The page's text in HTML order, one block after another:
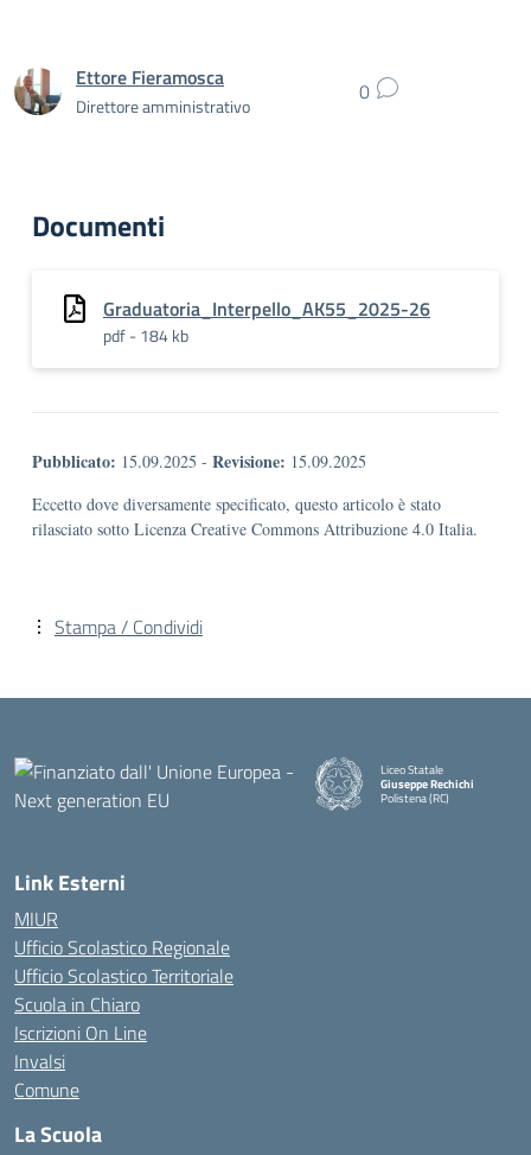
Ettore Fieramosca
Direttore amministrativo 0
Documenti
Graduatoria_Interpello_AK55_2025-26
pdf - 184 kb
Pubblicato: 15.09.2025 - Revisione: 15.09.2025
Eccetto dove diversamente specificato, questo articolo è stato
rilasciato sotto Licenza Creative Commons Attribuzione 4.0 Italia.
Stampa / Condividi
Liceo Statale
Giuseppe Rechichi
Polistena (RC)
Link Esterni
MIUR
Ufficio Scolastico Regionale
Ufficio Scolastico Territoriale
Scuola in Chiaro
Iscrizioni On Line
Invalsi
Comune
La Scuola